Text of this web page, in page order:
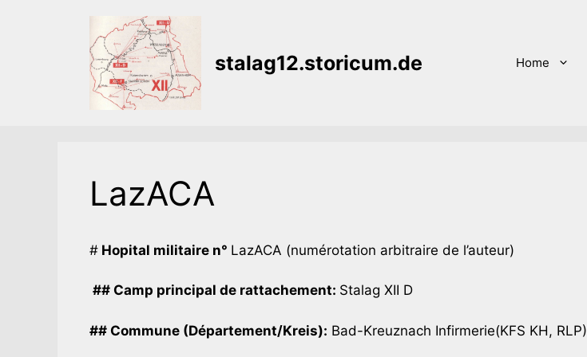
stalag12.storicum.de Home
LazACA
# Hopital militaire n° LazACA (numérotation arbitraire de l’auteur)
## Camp principal de rattachement: Stalag XII D
## Commune (Département/Kreis): Bad-Kreuznach Infirmerie(KFS KH, RLP)